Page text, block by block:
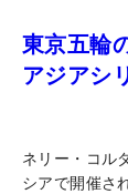
東京五輪
アジアシ
ネリー・コル
シアで開催さ